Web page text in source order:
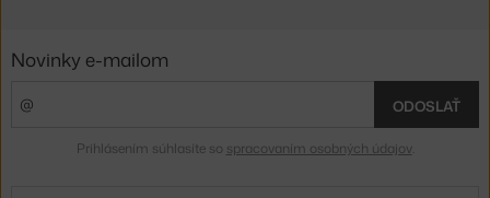
Novinky e-mailom
ODOSLAŤ
Prihlásením súhlasíte so spracovaním osobných údajov.